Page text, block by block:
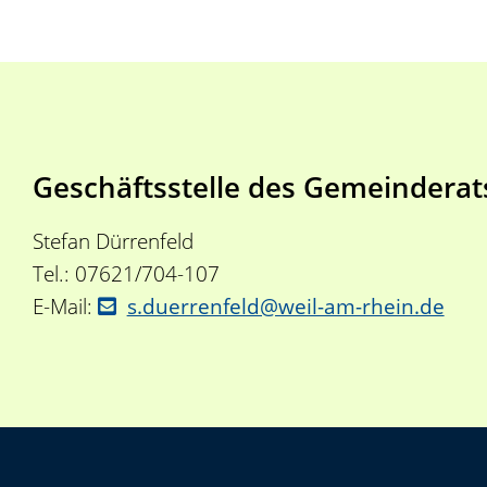
Geschäftsstelle des
Stefan Dürrenfeld
Tel.: 07621/704-107
E-Mail:
s.duerrenfeld@weil-am-rhein.de